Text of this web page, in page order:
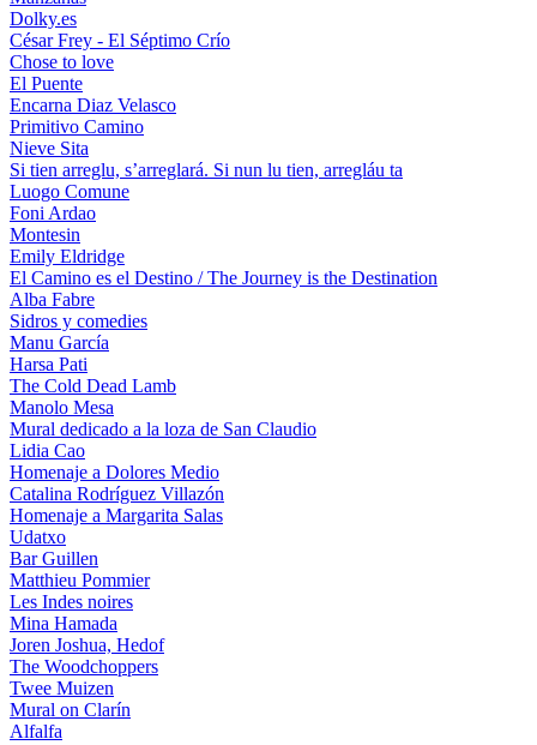
Dolky.es
César Frey - El Séptimo Crío
Chose to love
El Puente
Encarna Diaz Velasco
Primitivo Camino
Nieve Sita
Si tien arreglu, s’arreglará. Si nun lu tien, arregláu ta
Luogo Comune
Foni Ardao
Montesin
Emily Eldridge
El Camino es el Destino / The Journey is the Destination
Alba Fabre
Sidros y comedies
Manu García
Harsa Pati
The Cold Dead Lamb
Manolo Mesa
Mural dedicado a la loza de San Claudio
Lidia Cao
Homenaje a Dolores Medio
Catalina Rodríguez Villazón
Homenaje a Margarita Salas
Udatxo
Bar Guillen
Matthieu Pommier
Les Indes noires
Mina Hamada
Joren Joshua, Hedof
The Woodchoppers
Twee Muizen
Mural on Clarín
Alfalfa